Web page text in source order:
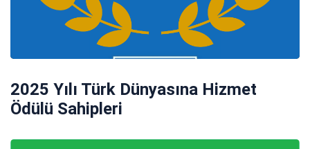
2025 Yılı Türk Dünyasına Hizmet
Ödülü Sahipleri